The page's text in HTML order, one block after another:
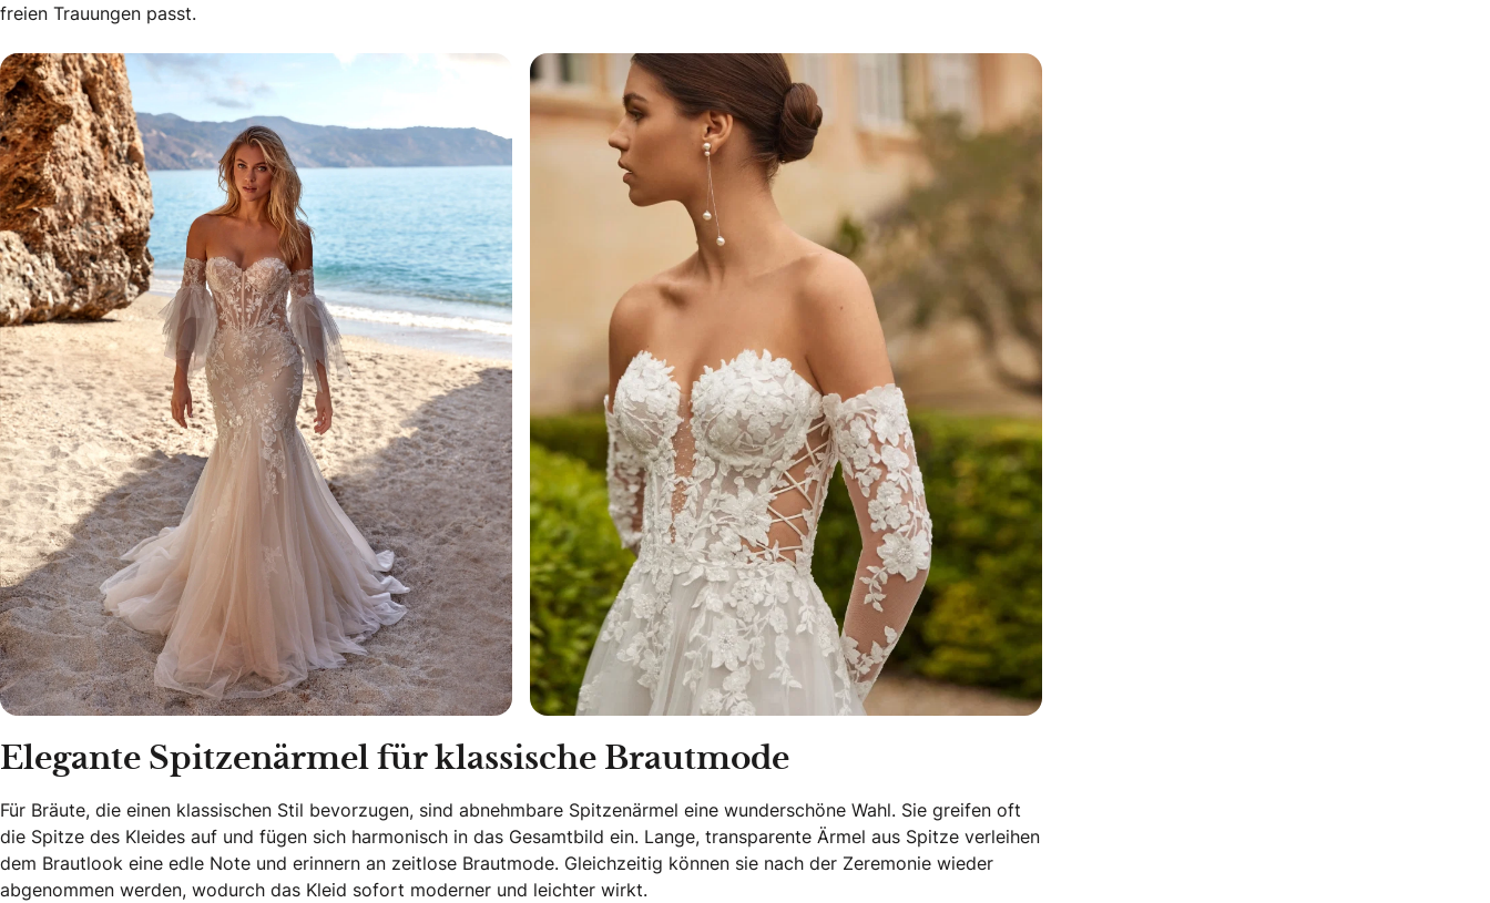
freien Trauungen passt.
Elegante Spitzenärmel für klassische Brautmode
Für Bräute, die einen klassischen Stil bevorzugen, sind abnehmbare Spitzenärmel eine wunderschöne Wahl. Sie greifen oft
die Spitze des Kleides auf und fügen sich harmonisch in das Gesamtbild ein. Lange, transparente Ärmel aus Spitze verleihen
dem Brautlook eine edle Note und erinnern an zeitlose Brautmode. Gleichzeitig können sie nach der Zeremonie wieder
abgenommen werden, wodurch das Kleid sofort moderner und leichter wirkt.